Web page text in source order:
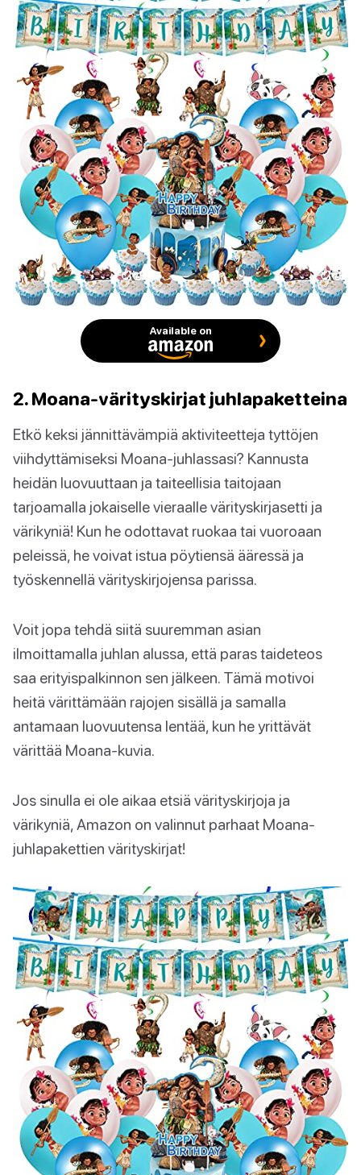
Available on
2. Moana-värityskirjat juhlapaketteina
Etkö keksi jännittävämpiä aktiviteetteja tyttöjen
viihdyttämiseksi Moana-juhlassasi? Kannusta
heidän luovuuttaan ja taiteellisia taitojaan
tarjoamalla jokaiselle vieraalle värityskirjasetti ja
värikyniä! Kun he odottavat ruokaa tai vuoroaan
peleissä, he voivat istua pöytiensä ääressä ja
työskennellä värityskirjojensa parissa.
Voit jopa tehdä siitä suuremman asian
ilmoittamalla juhlan alussa, että paras taideteos
saa erityispalkinnon sen jälkeen. Tämä motivoi
heitä värittämään rajojen sisällä ja samalla
antamaan luovuutensa lentää, kun he yrittävät
värittää Moana-kuvia.
Jos sinulla ei ole aikaa etsiä värityskirjoja ja
värikyniä, Amazon on valinnut parhaat Moana-
juhlapakettien värityskirjat!